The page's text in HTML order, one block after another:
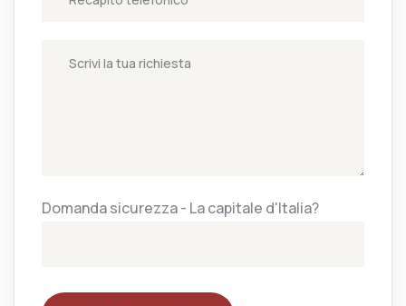
Domanda sicurezza - La capitale d'Italia?